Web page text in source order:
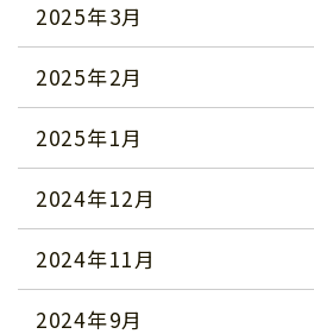
2025年3月
2025年2月
2025年1月
2024年12月
2024年11月
2024年9月